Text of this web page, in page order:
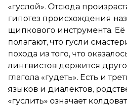
«гуслой». Отсюда
гипотез происхождения
щипкового инструмента.
полагают, что гусли
похода из того, что
лингвистов держится
глагола «гудеть». Есть и
языков и диалектов,
«гуслить» означает